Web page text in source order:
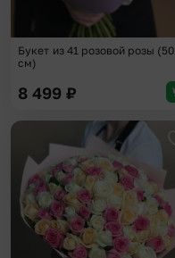
Букет из 41 розовой розы (50
см)
8 499 ₽